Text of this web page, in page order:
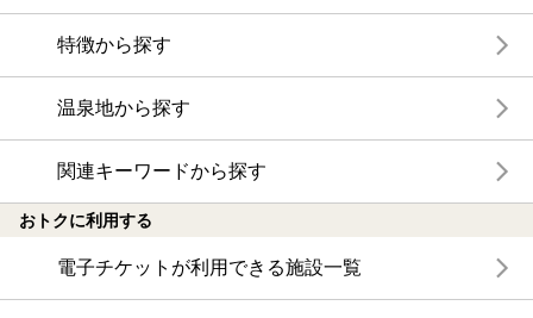
特徴から探す
温泉地から探す
関連キーワードから探す
おトクに利用する
電子チケットが利用できる施設一覧